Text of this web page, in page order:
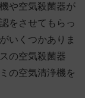
や空気殺菌器が
をさせてもらっ
いくつかありま
の空気殺菌器
の空気清浄機を